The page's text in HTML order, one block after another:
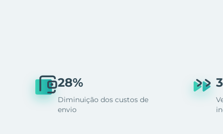
28%
Diminuição dos custos de
envio